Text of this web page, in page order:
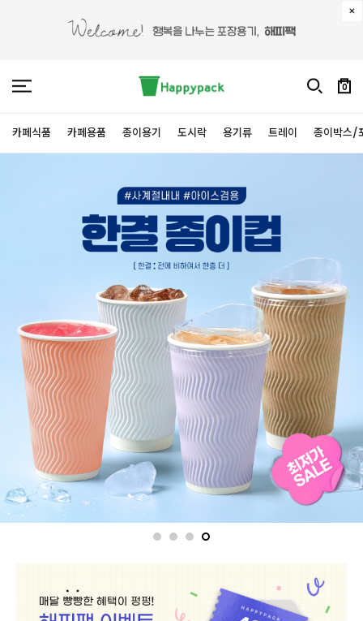
0
카페식품 카페용품 종이용기 도시락 용기류 트레이 종이박스/